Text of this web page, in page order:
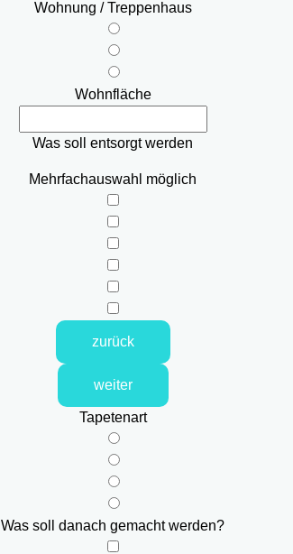
Wohnung / Treppenhaus
Wohnfläche
Was soll entsorgt werden
Mehrfachauswahl möglich
zurück
weiter
Tapetenart
Was soll danach gemacht werden?